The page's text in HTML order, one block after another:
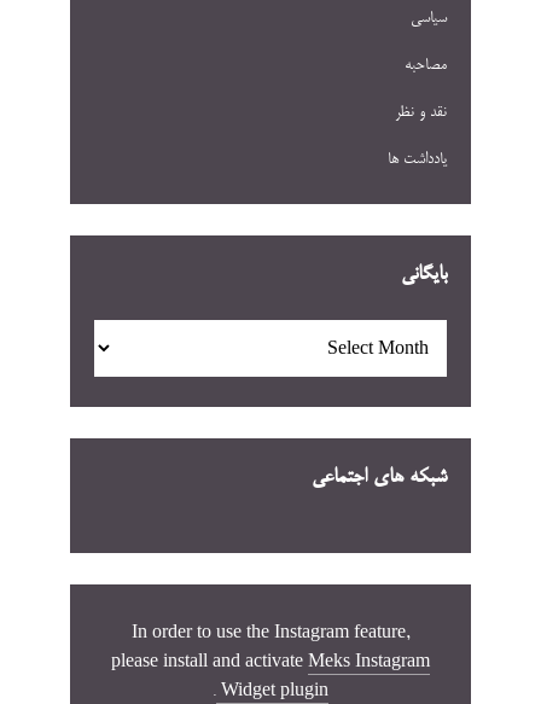
سیاسی
مصاحبه
نقد و نظر
یادداشت ها
بایگانی
شبکه های اجتماعی
In order to use the Instagram feature,
please install and activate Meks Instagram
Widget plugin
.